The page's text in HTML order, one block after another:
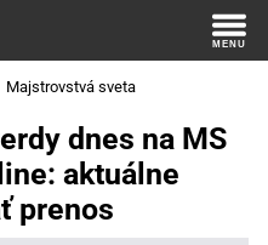
Majstrovstvá sveta
dnes na MS
aktuálne
prenos